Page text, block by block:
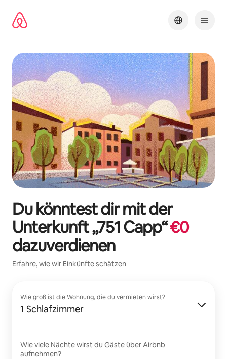
Inhalten
springen
Du könntest dir mit der
Unterkunft „751 Capp“€0
dazuverdienen
Erfahre, wie wir Einkünfte schätzen
Wie groß ist die Wohnung, die du vermieten wirst?
1 Schlafzimmer
Wie viele Nächte wirst du Gäste über Airbnb
aufnehmen?